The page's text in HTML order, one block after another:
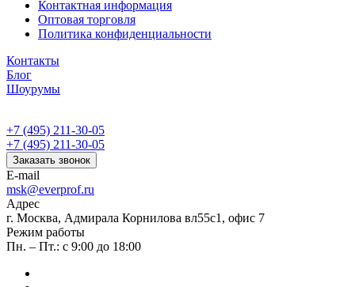
Контактная информация
Оптовая торговля
Политика конфиденциальности
Контакты
Блог
Шоурумы
+7 (495) 211-30-05
+7 (495) 211-30-05
Заказать звонок
E-mail
msk@everprof.ru
Адрес
г. Москва, Адмирала Корнилова вл55с1, офис 7
Режим работы
Пн. – Пт.: с 9:00 до 18:00